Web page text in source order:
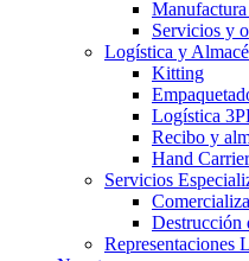
Servicios y
Logística y
Kitting
Logística
Recibo y
Hand Carrier
Servicios
Destrucción
Representaciones